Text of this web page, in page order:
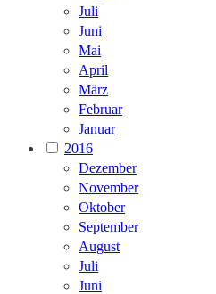
Juli
Juni
Mai
April
März
Februar
Januar
2016
Dezember
November
Oktober
September
August
Juli
Juni